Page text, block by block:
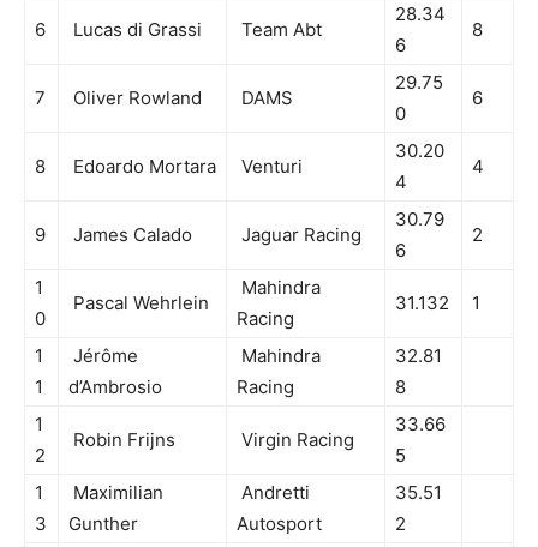
6 Lucas di Grassi Team Abt
28.34
6
8
7 Oliver Rowland DAMS
29.75
0
6
8 Edoardo Mortara Venturi
30.20
4
4
9 James Calado Jaguar Racing
30.79
6
2
1
0
Pascal Wehrlein
Mahindra
Racing
31.132 1
1
1
Jérôme
d’Ambrosio
Mahindra
Racing
32.81
8
1
2
Robin Frijns Virgin Racing
33.66
5
1
3
Maximilian
Gunther
Andretti
Autosport
35.51
2